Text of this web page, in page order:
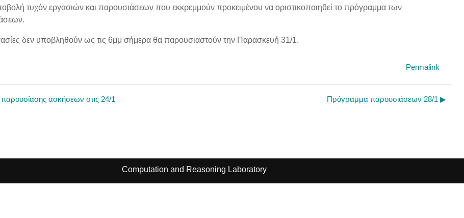
τυχόν εργασιών και παρουσιάσεων που εκκρεμμούν προκειμένου να οριστικοποιηθεί το πρόγραμμα των
δεν υποβληθούν ως τις 6μμ σήμερα θα παρουσιαστούν την Παρασκευή 31/1.
Permalink
ασκήσεων στις 24/1 Πρόγραμμα παρουσιάσεων 28/1 ▶︎
Computation and Reasoning Laboratory